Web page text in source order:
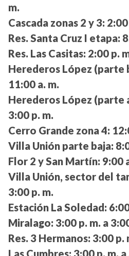
m.
Cascada zonas 2 y 3:
Res. Santa Cruz I etapa:
Res. Las Casitas: 2:00 p.
Herederos López (parte
11:00 a. m.
Herederos López (parte
3:00 p. m.
Cerro Grande zona 4:
Villa Unión parte baja:
Flor 2 y San Martín: 9:00
Villa Unión, sector del
3:00 p. m.
Estación La Soledad:
Miralago: 3:00 p. m. a
Res. 3 Hermanos: 3:00 p.
Las Cumbres: 3:00 p. m.